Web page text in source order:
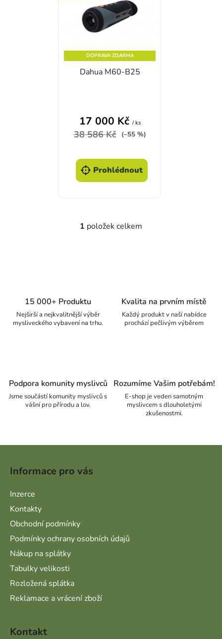
DOPRAVA ZDARMA
Dahua M60-B25
17 000 Kč / ks
38 586 Kč (–55 %)
Prohlédnout
Ovládací prvky výpisu
1 položek celkem
15 000+ Produktu
Nejširší a nejkvalitnější výběr
mysliveckého vybavení na trhu.
Kvalita na prvním místě
Každý produkt v naší nabídce
prochází pečlivým výběrem
Podpora komunity myslivců
Jsme součástí komunity myslivců s
vášní pro přírodu a lov.
Rozumíme Vašim potřebám!
E-shop je veden samotným
myslivcem s dlouholetými
zkušenostmi.
Informace pro vás
Inzerce
Kontakty
Obchodní podmínky
Podmínky ochrany osobních údajů
Nákup na splátky
Tabulky velikosti
Rozložená splátka
Reklamace a vrácení zboží
Kontakt